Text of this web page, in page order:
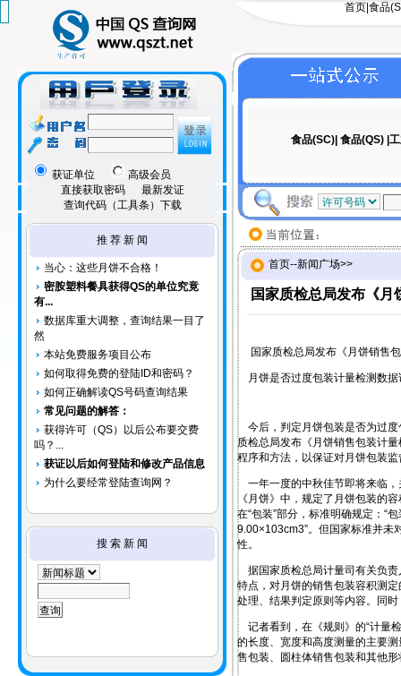
获证单位
高级会员
直接获取密码
最新发证
查询代码（工具条）下载
首页 食品
食品(SC)| 食品(QS)
推 荐 新 闻
当心：这些月饼不合格！
密胺塑料餐具获得QS的单位究竟
有...
数据库重大调整，查询结果一目了
然
本站免费服务项目公布
如何取得免费的登陆ID和密码？
如何正确解读QS号码查询结果
常见问题的解答：
获得许可（QS）以后公布要交费
吗？...
获证以后如何登陆和修改产品信息
为什么要经常登陆查询网？
搜 索 新 闻
首页--新闻广场>>
国家质检总局发布《
国家质检总局发布《月饼销售包
月饼是否过度包装计量检测数据
今后，判定月饼包装是否为过度
质检总局发布《月饼销售包装计
程序和方法，以保证对月饼包装
一年一度的中秋佳节即将来临，
《月饼》中，规定了月饼包装的
在“包装”部分，标准明确规定：“
9.00×103cm3”。但国家标准并未
性。
据国家质检总局计量司有关负责
特点，对月饼的销售包装容积测
处理、结果判定原则等内容。同
记者看到，在《规则》的“计量检
的长度、宽度和高度测量的主要
售包装、圆柱体销售包装和其他